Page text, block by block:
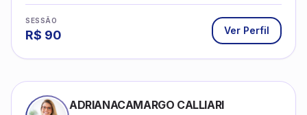
SESSÃO
R$ 90 Ver Perfil
ADRIANACAMARGO CALLIARI